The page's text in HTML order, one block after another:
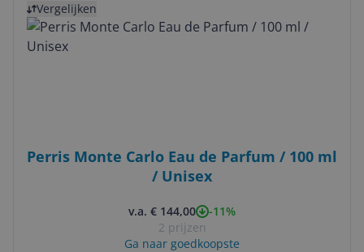
Vergelijken
Perris Monte Carlo Eau de Parfum / 100 ml
/ Unisex
v.a. € 144,00
-11%
2 prijzen
Ga naar goedkoopste